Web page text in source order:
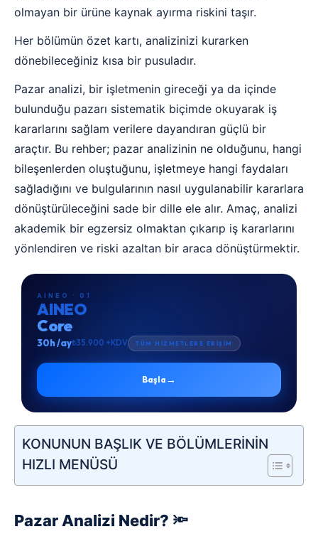
olmayan bir ürüne kaynak ayırma riskini taşır.
Her bölümün özet kartı, analizinizi kurarken
dönebileceğiniz kısa bir pusuladır.
Pazar analizi, bir işletmenin gireceği ya da içinde
bulunduğu pazarı sistematik biçimde okuyarak iş
kararlarını sağlam verilere dayandıran güçlü bir
araçtır. Bu rehber; pazar analizinin ne olduğunu, hangi
bileşenlerden oluştuğunu, işletmeye hangi faydaları
sağladığını ve bulgularının nasıl uygulanabilir kararlara
dönüştürüleceğini sade bir dille ele alır. Amaç, analizi
akademik bir egzersiz olmaktan çıkarıp iş kararlarını
yönlendiren ve riski azaltan bir araca dönüştürmektir.
AINEO · 01
AINEO
Core
30h /ay₺35.900 +KDV TÜM HİZMETLERE ERİŞİM
Başla →
KONUNUN BAŞLIK VE BÖLÜMLERİNİN
HIZLI MENÜSÜ
Pazar Analizi Nedir? 🔦